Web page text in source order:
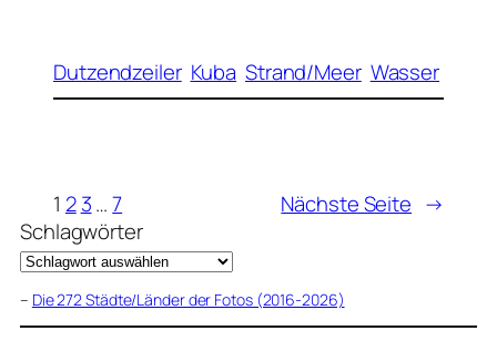
Dutzendzeiler Kuba Strand/Meer Wasser
1 2 3… 7 Nächste Seite →
Schlagwörter
– Die 272 Städte/Länder der Fotos (2016-2026)